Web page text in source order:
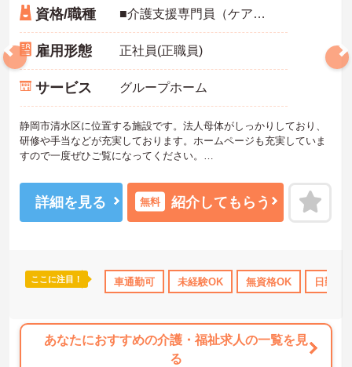
日勤のみ 産休･育休･介護休暇取得実績あり 社会保険完備
資格/職種 ■介護支援専門員（ケアマネジャー）資格保有者 施設ケアマネとしての経験があれば尚可 その他の福祉・介護関係資格 あれば尚可 認知症実践者研修 普通自動車運転免許 あれば尚可（ＡＴ限定可）
雇用形態 正社員(正職員)
サービス グループホーム
静岡市清水区に位置する施設です。法人母体がしっかりしており、
研修や手当などが充実しております。ホームページも充実していま
すので一度ぜひご覧になってください。
たしますのでお気軽にお問い合わせくださいませ。
詳細を見る 無料 紹介してもらう
ここに注目！ 車通勤可 未経験OK 無資格OK 日勤の
あなたにおすすめの介護・福祉求人の一覧を見
る